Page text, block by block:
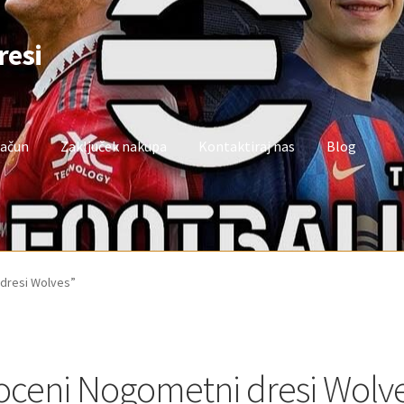
Zaključek nakupa Kontaktiraj nas Blog
račun Trgovina
Wolves”
Nogometni dresi